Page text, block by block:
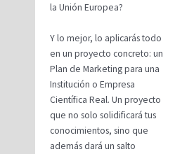
la Unión Europea?
Y lo mejor, lo aplicarás todo
en un proyecto concreto: un
Plan de Marketing para una
Institución o Empresa
Científica Real. Un proyecto
que no solo solidificará tus
conocimientos, sino que
además dará un salto